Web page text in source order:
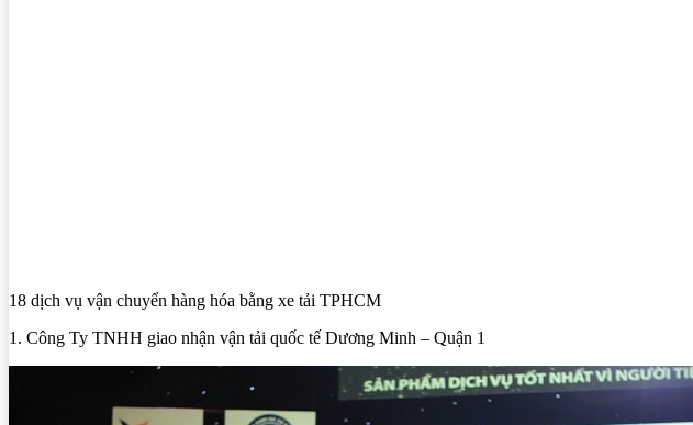
18 dịch vụ vận chuyển hàng hóa bằng xe tải TPHCM
1. Công Ty TNHH giao nhận vận tải quốc tế Dương Minh – Quận 1